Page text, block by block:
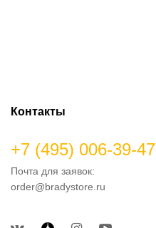
Контакты
+7 (495) 006-39-47
Почта для заявок:
order@bradystore.ru